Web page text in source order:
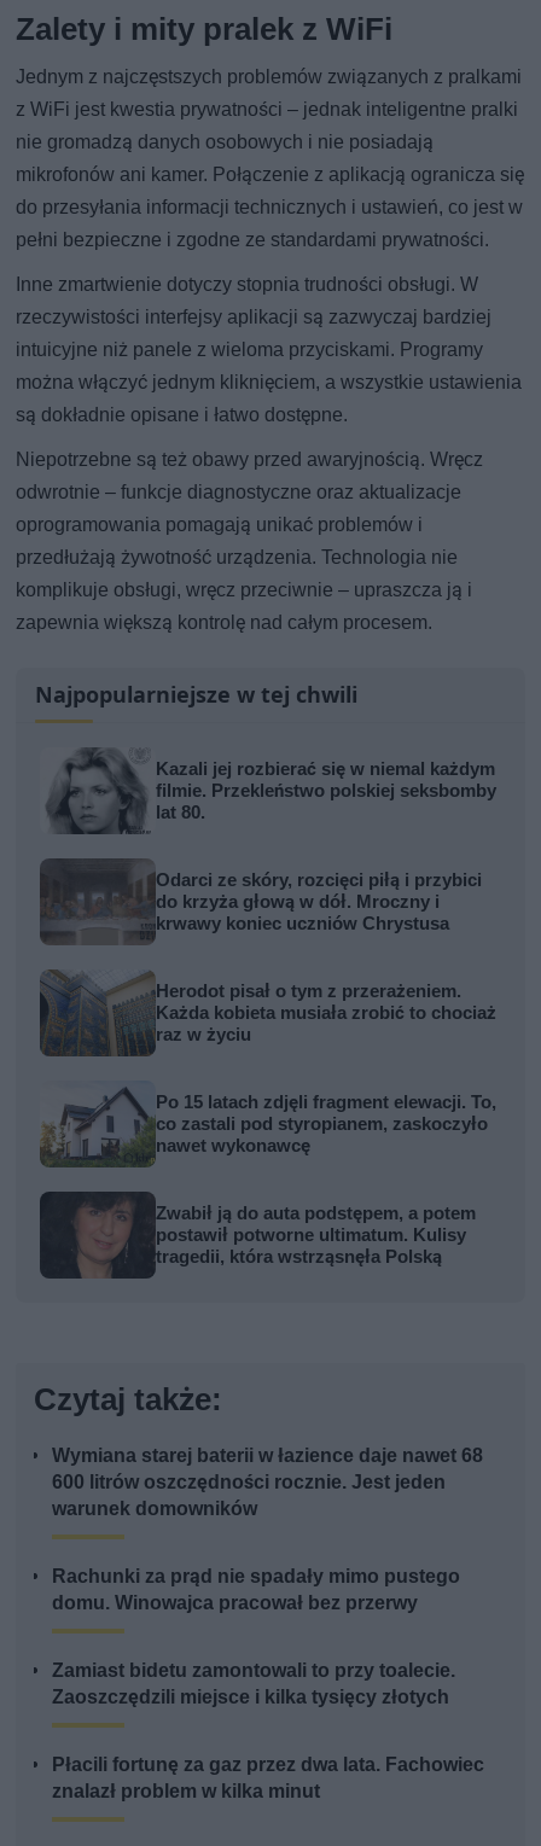
Zalety i mity pralek z WiFi
Jednym z najczęstszych problemów związanych z pralkami
z WiFi jest kwestia prywatności – jednak inteligentne pralki
nie gromadzą danych osobowych i nie posiadają
mikrofonów ani kamer. Połączenie z aplikacją ogranicza się
do przesyłania informacji technicznych i ustawień, co jest w
pełni bezpieczne i zgodne ze standardami prywatności.
Inne zmartwienie dotyczy stopnia trudności obsługi. W
rzeczywistości interfejsy aplikacji są zazwyczaj bardziej
intuicyjne niż panele z wieloma przyciskami. Programy
można włączyć jednym kliknięciem, a wszystkie ustawienia
są dokładnie opisane i łatwo dostępne.
Niepotrzebne są też obawy przed awaryjnością. Wręcz
odwrotnie – funkcje diagnostyczne oraz aktualizacje
oprogramowania pomagają unikać problemów i
przedłużają żywotność urządzenia. Technologia nie
komplikuje obsługi, wręcz przeciwnie – upraszcza ją i
zapewnia większą kontrolę nad całym procesem.
Najpopularniejsze w tej chwili
Kazali jej rozbierać się w niemal każdym
filmie. Przekleństwo polskiej seksbomby
lat 80.
Odarci ze skóry, rozcięci piłą i przybici
do krzyża głową w dół. Mroczny i
krwawy koniec uczniów Chrystusa
Herodot pisał o tym z przerażeniem.
Każda kobieta musiała zrobić to chociaż
raz w życiu
Po 15 latach zdjęli fragment elewacji. To,
co zastali pod styropianem, zaskoczyło
nawet wykonawcę
Zwabił ją do auta podstępem, a potem
postawił potworne ultimatum. Kulisy
tragedii, która wstrząsnęła Polską
Czytaj także:
Wymiana starej baterii w łazience daje nawet 68
600 litrów oszczędności rocznie. Jest jeden
warunek domowników
Rachunki za prąd nie spadały mimo pustego
domu. Winowajca pracował bez przerwy
Zamiast bidetu zamontowali to przy toalecie.
Zaoszczędzili miejsce i kilka tysięcy złotych
Płacili fortunę za gaz przez dwa lata. Fachowiec
znalazł problem w kilka minut